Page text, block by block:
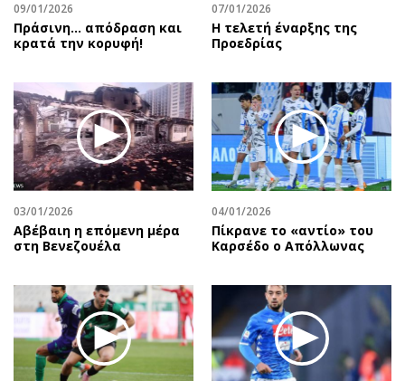
09/01/2026
Πράσινη... απόδραση και
κρατά την κορυφή!
07/01/2026
Η τελετή έναρξης της
Προεδρίας
03/01/2026
Αβέβαιη η επόμενη μέρα
στη Βενεζουέλα
04/01/2026
Πίκρανε το «αντίο» του
Καρσέδο ο Απόλλωνας